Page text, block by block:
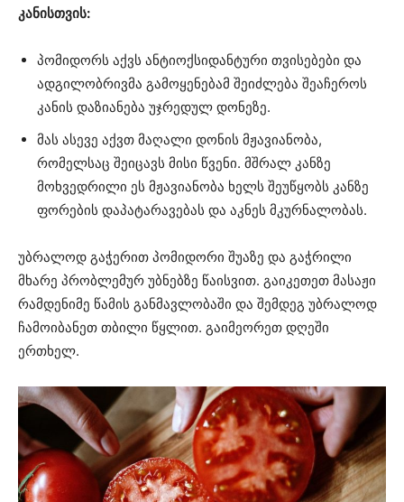
კანისთვის:
პომიდორს აქვს ანტიოქსიდანტური თვისებები და
ადგილობრივმა გამოყენებამ შეიძლება შეაჩეროს
კანის დაზიანება უჯრედულ დონეზე.
მას ასევე აქვთ მაღალი დონის მჟავიანობა,
რომელსაც შეიცავს მისი წვენი. მშრალ კანზე
მოხვედრილი ეს მჟავიანობა ხელს შეუწყობს კანზე
ფორების დაპატარავებას და აკნეს მკურნალობას.
უბრალოდ გაჭერით პომიდორი შუაზე და გაჭრილი
მხარე პრობლემურ უბნებზე წაისვით. გაიკეთეთ მასაჟი
რამდენიმე წამის განმავლობაში და შემდეგ უბრალოდ
ჩამოიბანეთ თბილი წყლით. გაიმეორეთ დღეში
ერთხელ.